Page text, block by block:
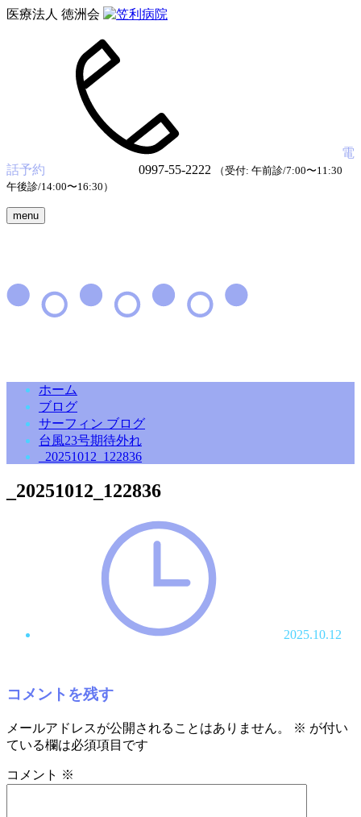
医療法人 徳洲会
電
話予約
0997-55-2222
（受付: 午前診/7:00〜11:30
午後診/14:00〜16:30）
menu
ホーム
ブログ
サーフィン ブログ
台風23号期待外れ
_20251012_122836
_20251012_122836
2025.10.12
コメントを残す
メールアドレスが公開されることはありません。 ※ が付い
ている欄は必須項目です
コメント ※